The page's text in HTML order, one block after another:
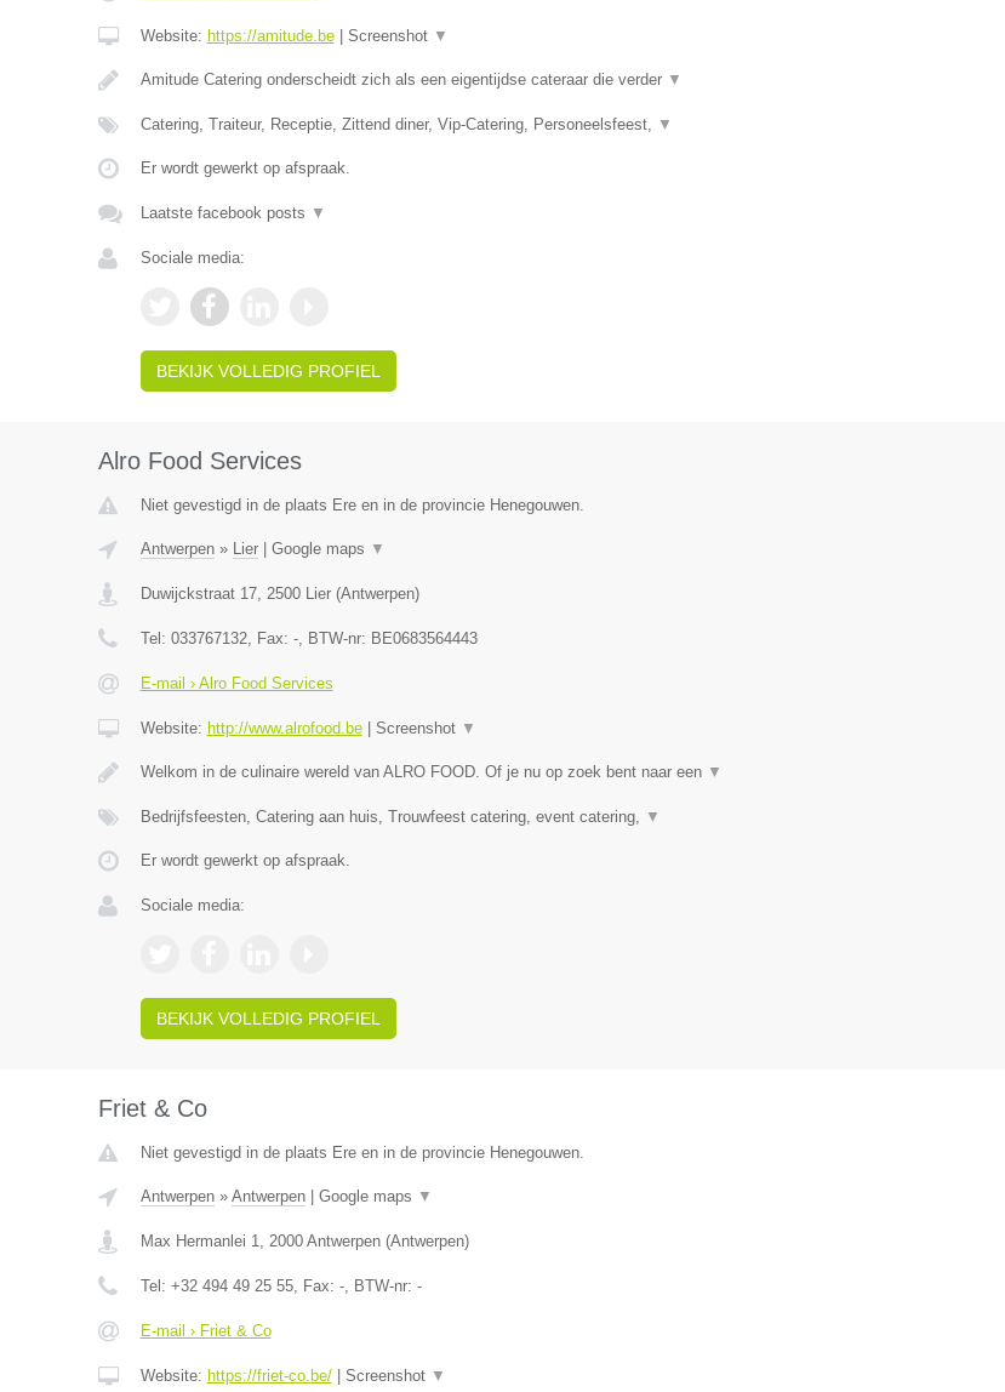
Website: https://amitude.be| Screenshot ▼
Amitude Catering onderscheidt zich als een eigentijdse cateraar die verder ▼
Catering, Traiteur, Receptie, Zittend diner, Vip-Catering, Personeelsfeest, ▼
Er wordt gewerkt op afspraak.
Laatste facebook posts ▼
Sociale media:
BEKIJK VOLLEDIG PROFIEL
Alro Food Services
Niet gevestigd in de plaats Ere en in de provincie Henegouwen.
Antwerpen» Lier| Google maps ▼
Duwijckstraat 17, 2500 Lier(Antwerpen)
Tel: 033767132, Fax: -, BTW-nr: BE0683564443
E-mail › Alro Food Services
Website: http://www.alrofood.be| Screenshot ▼
Welkom in de culinaire wereld van ALRO FOOD. Of je nu op zoek bent naar een ▼
Bedrijfsfeesten, Catering aan huis, Trouwfeest catering, event catering, ▼
Er wordt gewerkt op afspraak.
Sociale media:
BEKIJK VOLLEDIG PROFIEL
Friet & Co
Niet gevestigd in de plaats Ere en in de provincie Henegouwen.
Antwerpen» Antwerpen| Google maps ▼
Max Hermanlei 1, 2000 Antwerpen(Antwerpen)
Tel: +32 494 49 25 55, Fax: -, BTW-nr: -
E-mail › Friet & Co
Website: https://friet-co.be/| Screenshot ▼